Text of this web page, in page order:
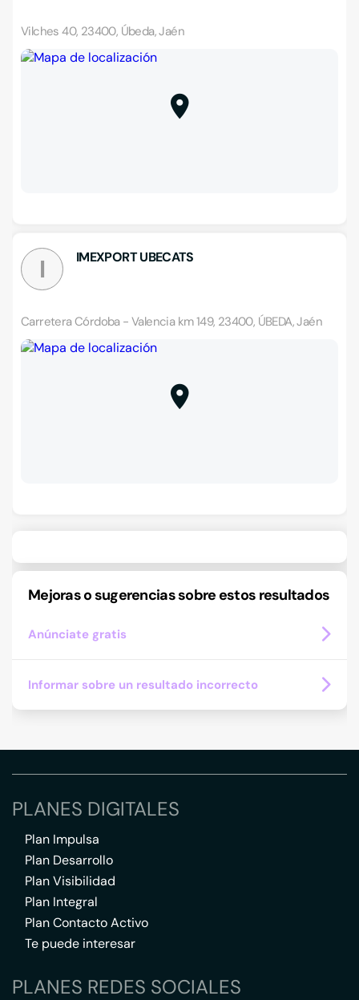
Vilches 40, 23400, Úbeda, Jaén
I IMEXPORT UBECATS
Carretera Córdoba - Valencia km 149, 23400, ÚBEDA, Jaén
Mejoras o sugerencias sobre estos resultados
Anúnciate gratis
Informar sobre un resultado incorrecto
PLANES DIGITALES
Plan Impulsa
Plan Desarrollo
Plan Visibilidad
Plan Integral
Plan Contacto Activo
Te puede interesar
PLANES REDES SOCIALES